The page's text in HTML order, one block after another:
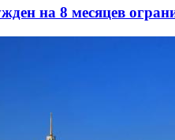
на 8 месяцев